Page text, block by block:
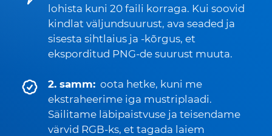
lohista kuni 20 faili korraga. Kui soovid
kindlat väljundsuurust, ava seaded ja
sisesta sihtlaius ja -kõrgus, et
eksporditud PNG-de suurust muuta.
2. samm: oota hetke, kuni me
ekstraheerime iga mustriplaadi.
Säilitame läbipaistvuse ja teisendame
värvid RGB-ks, et tagada laiem